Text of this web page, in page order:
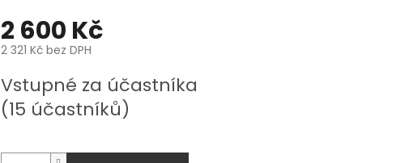
2 600 Kč
2 321 Kč bez DPH
cena:
Vstupné za účastníka
(15 účastníků)